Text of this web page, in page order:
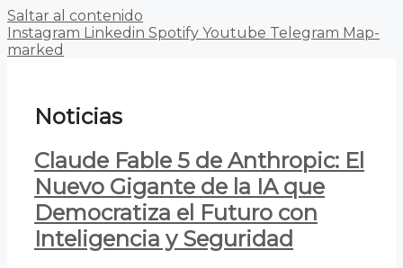
Saltar al contenido
Instagram Linkedin Spotify Youtube Telegram Map-
marked
Noticias
Claude Fable 5 de Anthropic: El
Nuevo Gigante de la IA que
Democratiza el Futuro con
Inteligencia y Seguridad